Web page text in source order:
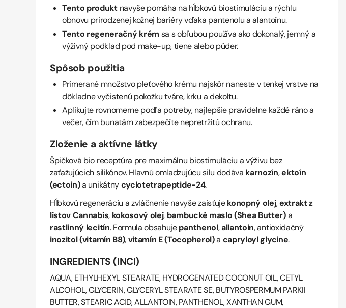
Tento produktnavyše pomáha na hĺbkovú biostimuláciu a rýchlu
obnovu prirodzenej kožnej bariéry vďaka pantenolu a alantoínu.
Tento regeneračný krém sa s obľubou používa ako dokonalý, jemný a
výživný podklad pod make-up, tiene alebo púder.
Spôsob použitia
Primerané množstvo pleťového krému najskôr naneste v tenkej vrstve na
dôkladne vyčistenú pokožku tváre, krku a dekoltu.
Aplikujte rovnomerne podľa potreby, najlepšie pravidelne každé ráno a
večer, čím bunatám zabezpečíte nepretržitú ochranu.
Zloženie a aktívne látky
Špičková bio receptúra pre maximálnu biostimuláciu a výživu bez
zaťažujúcich silikónov. Hlavnú omladzujúcu silu dodáva karnozín,ektoín
(ectoin)a unikátnycyclotetrapeptide-24.
Hĺbkovú regeneráciu a zvláčnenie navyše zaisťujekonopný olej,extrakt z
listov Cannabis, kokosový olej, bambucké maslo (Shea Butter)a
rastlinný lecitín. Formula obsahujepanthenol,allantoin, antioxidačný
inozitol (vitamín B8),vitamín E (Tocopherol)a capryloyl glycine.
INGREDIENTS (INCI)
AQUA, ETHYLHEXYL STEARATE, HYDROGENATED COCONUTOIL, CETYL
ALCOHOL, GLYCERIN, GLYCERYL STEARATE SE, BUTYROSPERMUM PARKII
BUTTER, STEARIC ACID, ALLANTOIN, PANTHENOL, XANTHAN GUM,